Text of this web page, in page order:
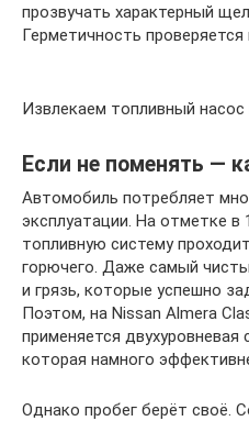
прозвучать характерный
Герметичность
Извлекаем топливный
Если не поменять —
Автомобиль потребляет
эксплуатации. На отметке в
топливную систему
горючего. Даже самый
и грязь, которые успешно
Поэтом, на Nissan Almera
применяется двухуровневая
которая намного
Однако пробег берёт своё.